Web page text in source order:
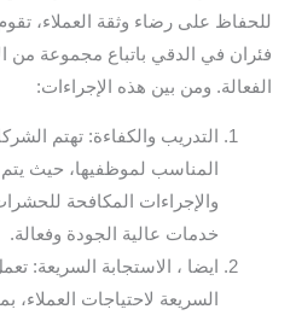
للحفاظ على رضاء وثقة العملاء،
فئران في الدقي باتباع مجموعة من
الفعالة. ومن بين هذه الإجراءات:
التدريب والكفاءة: تهتم
المناسب لموظفيها، حيث
والإجراءات المكافحة
خدمات عالية الجودة وفعالة.
ايضا ، الاستجابة السريعة:
السريعة لاحتياجات